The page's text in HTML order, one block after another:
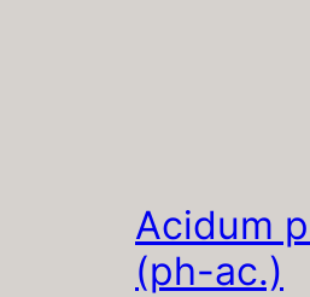
Acidum
(ph-ac.)